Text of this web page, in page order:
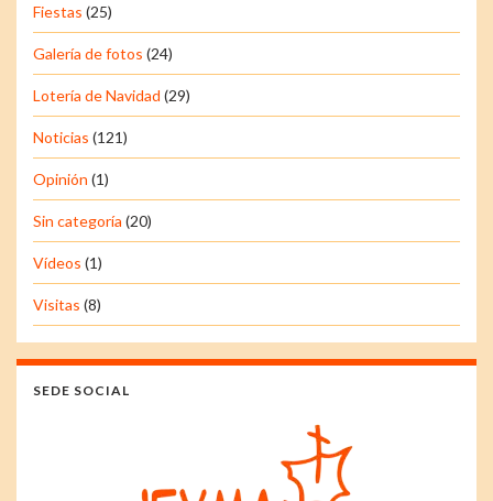
Fiestas (25)
Galería de fotos (24)
Lotería de Navidad (29)
Noticias (121)
Opinión (1)
Sin categoría (20)
Vídeos (1)
Visitas (8)
SEDE SOCIAL